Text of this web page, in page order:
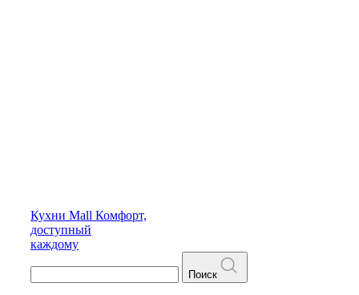
Кухни Mall Комфорт,
доступный
каждому
Поиск